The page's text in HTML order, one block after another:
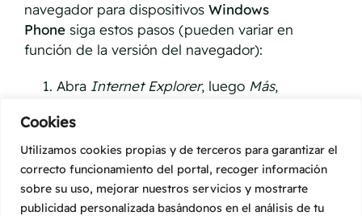
Cookies
Utilizamos cookies propias y de terceros para garantizar el
correcto funcionamiento del portal, recoger información
sobre su uso, mejorar nuestros servicios y mostrarte
publicidad personalizada basándonos en el análisis de tu
navegador para dispositivos Windows
Phonesiga estos pasos (pueden variar en
función de la versión del navegador):
Abra Internet Explorer, luego Más,
Permitir cookies .